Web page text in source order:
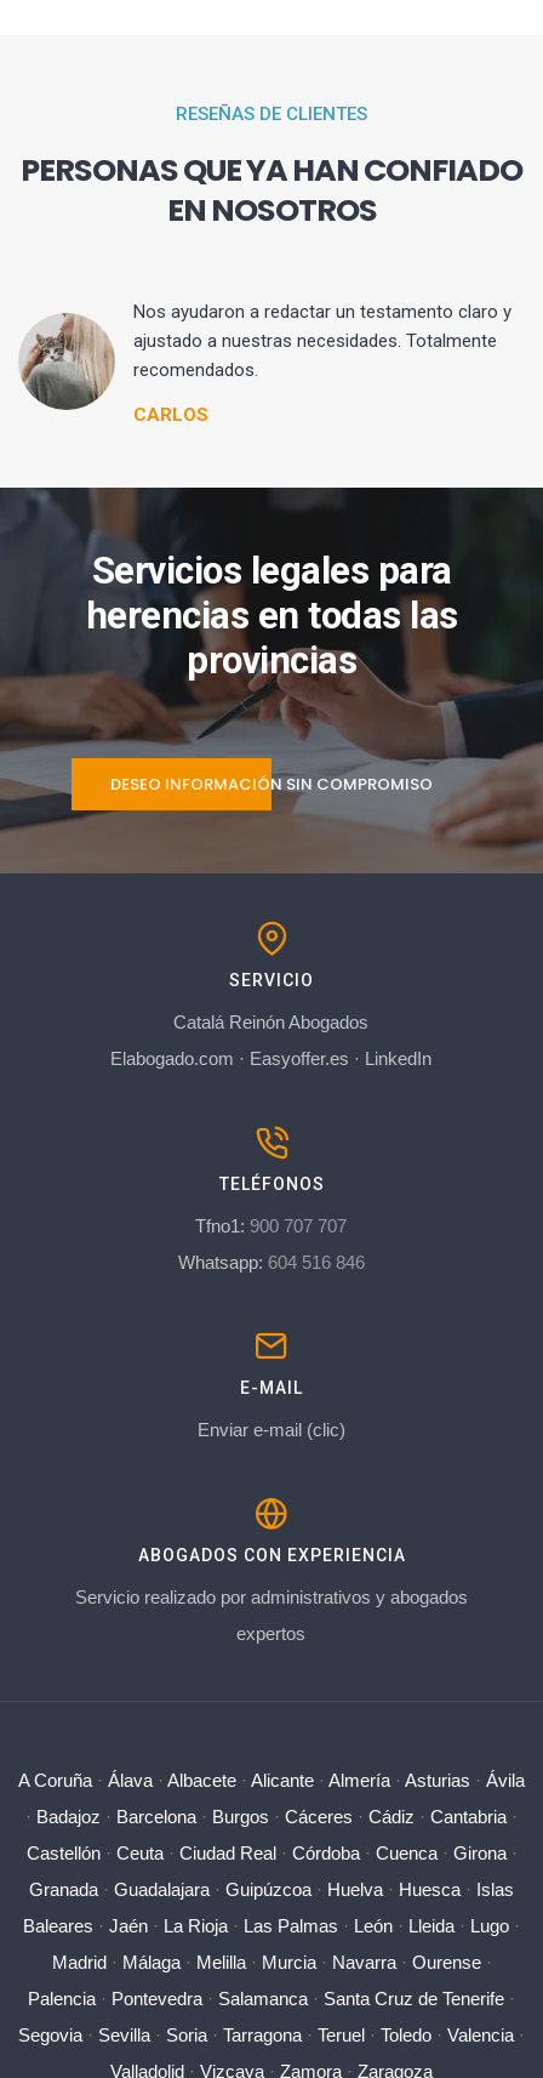
RESEÑAS DE CLIENTES
PERSONAS QUE YA HAN CONFIADO
EN NOSOTROS
Nos ayudaron a redactar un testamento claro y
ajustado a nuestras necesidades. Totalmente
recomendados.
CARLOS
Servicios legales para
herencias en todas las
provincias
DESEO INFORMACIÓN SIN COMPROMISO
SERVICIO
Catalá Reinón Abogados
Elabogado.com · Easyoffer.es · LinkedIn
TELÉFONOS
Tfno1: 900 707 707
Whatsapp: 604 516 846
E-MAIL
Enviar e-mail (clic)
ABOGADOS CON EXPERIENCIA
Servicio realizado por administrativos y abogados
expertos
A Coruña · Álava · Albacete · Alicante · Almería · Asturias · Ávila
· Badajoz · Barcelona · Burgos · Cáceres · Cádiz · Cantabria ·
Castellón· Ceuta· Ciudad Real· Córdoba· Cuenca· Girona·
Granada · Guadalajara · Guipúzcoa · Huelva · Huesca · Islas
Baleares · Jaén · La Rioja · Las Palmas · León · Lleida · Lugo ·
Madrid· Málaga· Melilla· Murcia· Navarra· Ourense·
Palencia · Pontevedra · Salamanca · Santa Cruz de Tenerife ·
Segovia · Sevilla · Soria · Tarragona · Teruel · Toledo · Valencia ·
Valladolid · Vizcaya · Zamora · Zaragoza